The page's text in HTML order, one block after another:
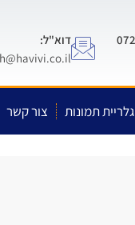
דוא"ל:
גלריית תמונות צור קשר